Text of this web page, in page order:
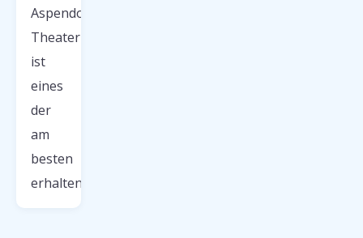
Aspendos-
Theater
ist
eines
der
am
besten
erhaltenen